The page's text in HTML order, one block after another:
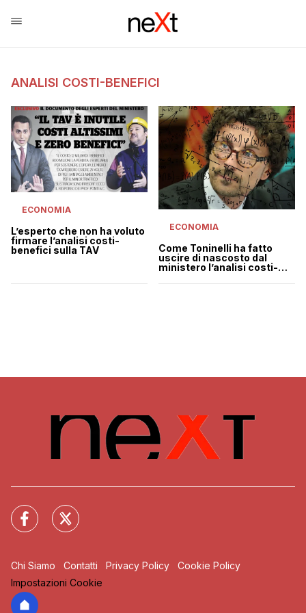
ANALISI COSTI-BENEFICI
ECONOMIA
L’esperto che non ha voluto
firmare l’analisi costi-
benefici sulla TAV
ECONOMIA
Come Toninelli ha fatto
uscire di nascosto dal
ministero l’analisi costi-
Chi Siamo Contatti Privacy Policy
Cookie Policy
Impostazioni Cookie